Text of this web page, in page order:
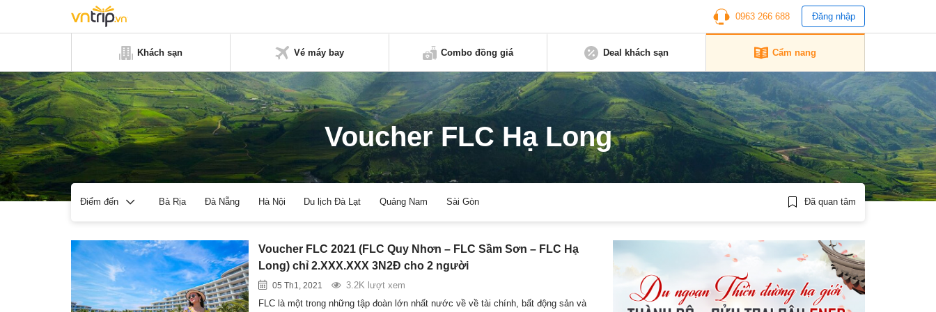
0963 266 688 Đăng nhập
Khách sạn Vé máy bay Combo đồng giá Deal khách sạn Cẩm nang
Voucher FLC Hạ Long
Điểm đến Bà Rịa Đà Nẵng Hà Nội Du lịch Đà Lạt Quảng Nam Sài Gòn Đã quan tâm
Voucher FLC 2021 (FLC Quy Nhơn – FLC Sầm Sơn – FLC Hạ
Long) chỉ 2.XXX.XXX 3N2Đ cho 2 người
05 Th1, 2021
3.2K lượt xem
FLC là một trong những tập đoàn lớn nhất nước về về tài chính, bất động sản và